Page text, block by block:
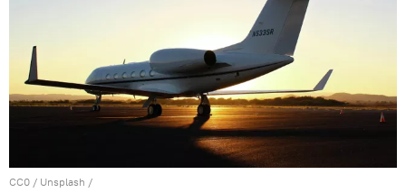
CC0 / Unsplash /